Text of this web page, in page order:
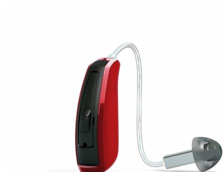
Signia Pure BCT IX
Audio Service R LI 7
Widex filters Filters
Domes
Signia Active Mini IX - Oplaadbaar
De Signia Active Mini IX is het nieuwste hoortoestel van Signia.